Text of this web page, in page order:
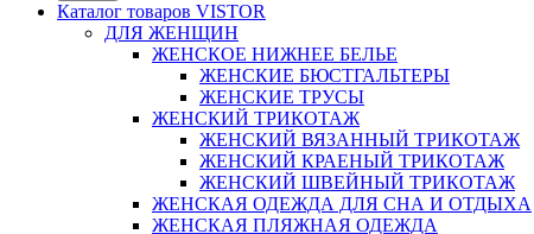
Каталог товаров VISTOR
ДЛЯ ЖЕНЩИН
ЖЕНСКОЕ НИЖНЕЕ БЕЛЬЕ
ЖЕНСКИЕ БЮСТГАЛЬТЕРЫ
ЖЕНСКИЕ ТРУСЫ
ЖЕНСКИЙ ТРИКОТАЖ
ЖЕНСКИЙ ВЯЗАННЫЙ ТРИКОТАЖ
ЖЕНСКИЙ КРАЕНЫЙ ТРИКОТАЖ
ЖЕНСКИЙ ШВЕЙНЫЙ ТРИКОТАЖ
ЖЕНСКАЯ ОДЕЖДА ДЛЯ СНА И ОТДЫХА
ЖЕНСКАЯ ПЛЯЖНАЯ ОДЕЖДА